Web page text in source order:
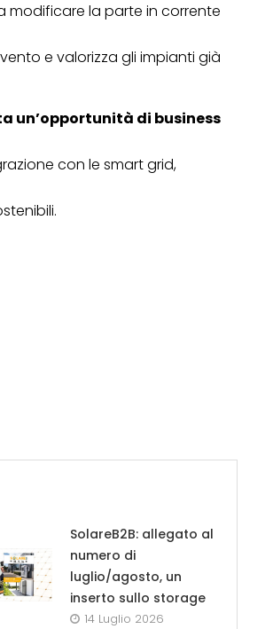
modificare la parte in corrente
e valorizza gli impianti già
un’opportunità di business
con le smart grid,
SolareB2B: allegato al
numero di
luglio/agosto, un
inserto sullo storage
14 Luglio 2026